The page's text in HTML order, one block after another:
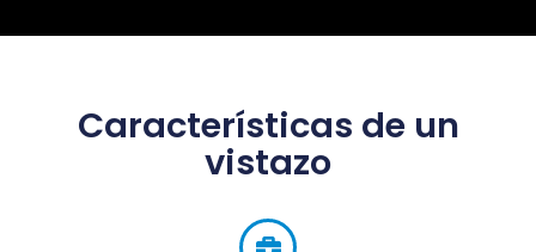
Características de un
vistazo